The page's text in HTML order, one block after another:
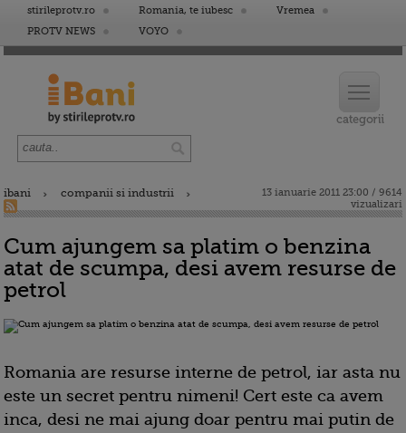
stirileprotv.ro Romania, te iubesc
Vremea
PROTV NEWS
VOYO
ibani companii si industrii
13 ianuarie 2011 23:00 / 9614
vizualizari
Cum ajungem sa platim o benzina
atat de scumpa, desi avem resurse de
petrol
Romania are resurse interne de petrol, iar asta nu
este un secret pentru nimeni! Cert este ca avem
inca, desi ne mai ajung doar pentru mai putin de